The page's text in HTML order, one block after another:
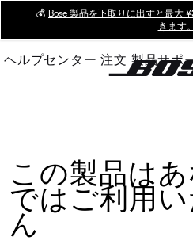
Main
💰 Bose 製品を下取りに出すと最大
きます。
ヘルプセンター 注文 製品サポ
この製品は
ではご利用
ん